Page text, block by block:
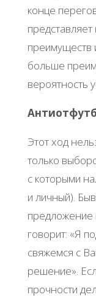
конце
преимуществ
больше
вероятность
Этот ход
только
с которыми
и личный).
говорит: «Я
свяжемся с
решение».
прочности